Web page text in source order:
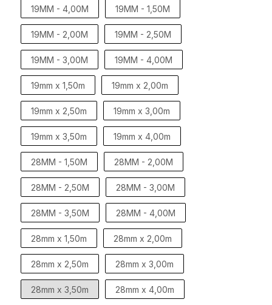
19MM - 4,00M 19MM - 1,50M
19MM - 2,00M 19MM - 2,50M
19MM - 3,00M 19MM - 4,00M
19mm x 1,50m 19mm x 2,00m
19mm x 2,50m 19mm x 3,00m
19mm x 3,50m 19mm x 4,00m
28MM - 1,50M 28MM - 2,00M
28MM - 2,50M 28MM - 3,00M
28MM - 3,50M 28MM - 4,00M
28mm x 1,50m 28mm x 2,00m
28mm x 2,50m 28mm x 3,00m
28mm x 3,50m 28mm x 4,00m